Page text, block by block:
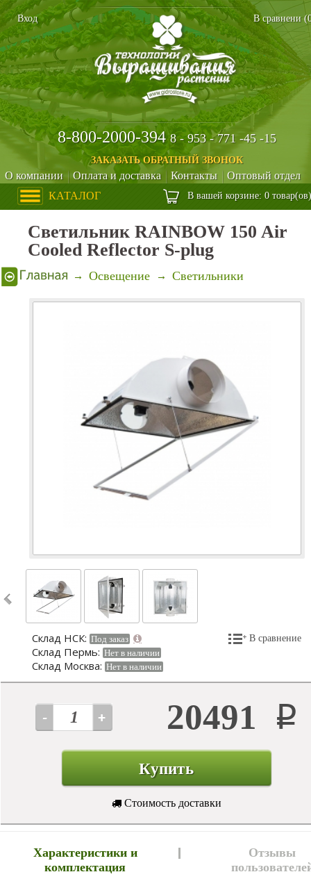
КАТАЛОГ В вашей корзине: 0 товар(ов)
8-800-2000-3948 - 953 - 771 -45 -15
ЗАКАЗАТЬ ОБРАТНЫЙ ЗВОНОК
О компании Оплата и доставка Контакты Оптовый отдел
В сравнени (
Вход
Светильник RAINBOW 150 Air
Cooled Reflector S-plug
Освещение Светильники
Склад НСК: Под заказ
Склад Пермь: Нет в наличии
Склад Москва: Нет в наличии
В сравнение
20491 Р
Купить
Стоимость доставки
Характеристики и
комплектация
Отзывы